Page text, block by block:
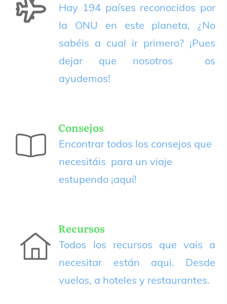
Hay 194 países reconocidos por
la ONU en este planeta, ¿No
sabéis a cual ir primero? ¡Pues
dejar que nosotros os
ayudemos!
Consejos
Encontrar todos los consejos que
necesitáis para un viaje
estupendo ¡aquí!
Recursos
Todos los recursos que vais a
necesitar están aqui. Desde
vuelos, a hoteles y restaurantes.